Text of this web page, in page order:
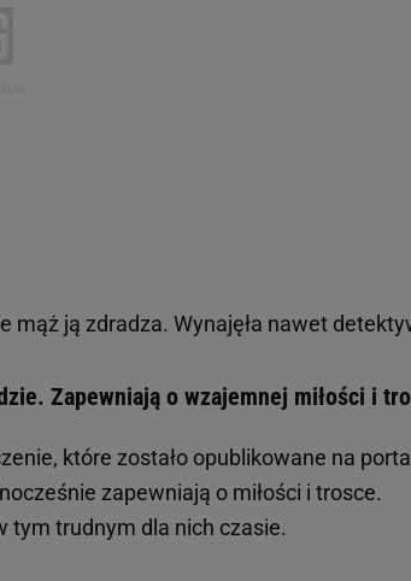
mąż ją zdradza. Wynajęła nawet
Zapewniają o wzajemnej miłości i
które zostało opublikowane na
zapewniają o miłości i trosce.
tym trudnym dla nich czasie.